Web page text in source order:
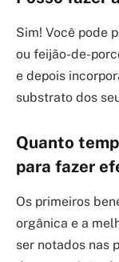
Sim! Você pode
ou feijão-de-
e depois
substrato dos
Quanto
para fazer
Os primeiros
orgânica e a
ser notados nas